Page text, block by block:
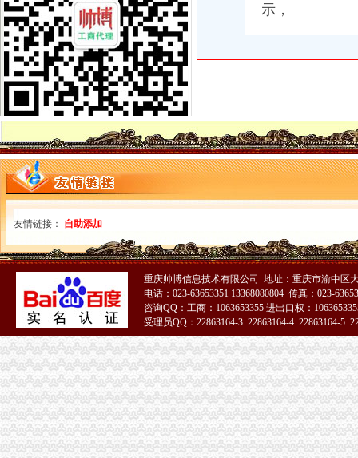
619、686路起点站延伸|起点|空港新城|兰桂_新浪新闻
【狐侃NO.147】经开区也有超级综合体了绿地空港新城已在拿地-南昌
飞航地服落户西咸新区空港新城|飞航地服落户西咸新区空港新城-空港
西咸新区空港新城召开T5站前综合商务区城市设计国际竞赛评审会-空
经开北现5000+空港新城纯新盘一览-合肥新房网-房天下
西咸新区空港新城召开T5站前综合商务区城市设计国际竞赛评审会_搜
空港新城高层电梯啥时能开【西营城吧】_百度贴吧
空港新城核心区地铁口商铺新城保利天地商铺即将开售！,南京江宁
机场快线K04开通可直达空港新城枢纽站_搜狐新闻_搜狐网
胶州：空港新城拔地起开埠千年再迎金机遇_山东新闻_大众网
路斌到新蒲经开区及空港新城督察创文工作—在线播放—优酷网,
【狐侃NO.147】经开区也有超级综合体了绿地空港新城已在拿地-南昌
经开北现5000+空港新城纯新盘一览-合肥新房网-房天下
空港新城为西安而来,它会否撬动西安房价？_房产资讯_房天下
成都天府国际空港新城政务中心办件量破万件_国内新闻_大众网
胶州：空港新城拔地起开埠千年再迎金机遇_山东新闻_大众网
成都天府国际空港新城想造成什么样子？_百度知道
吴圩那洪一体造南宁空港新城经开区扩容近5倍|楼盘快讯|住朋网|住
成都天府国际空港新城将开设临空政务服务分中心_网易新闻
【重庆市远银服务有限公司_渝北回兴空港新城24小时专业开换
关注：合肥人买房空港新城均价6K！经开1.4W加推卖疯！-导购-合肥
空港新城西安对外开放的空中大通道_网易新闻
中国建设银行股份有限公司咸空港新城支行
空港新城开公司
空港新城列入住建部重大计划这些低价盘身价要涨-合肥搜狐焦点
空港新城房价网,2018空港新城房价走势图,重庆渝北空港新城二手房
示，
友情链接： 自助添加
重庆帅博信息技术有限公司 地址：重庆市渝中区
电话：023-63653351 13368080804 传真：023-
咨询QQ：工商：1063653355 进出口权：
受理员QQ：22863164-3 22863164-4 22863164-5
51La